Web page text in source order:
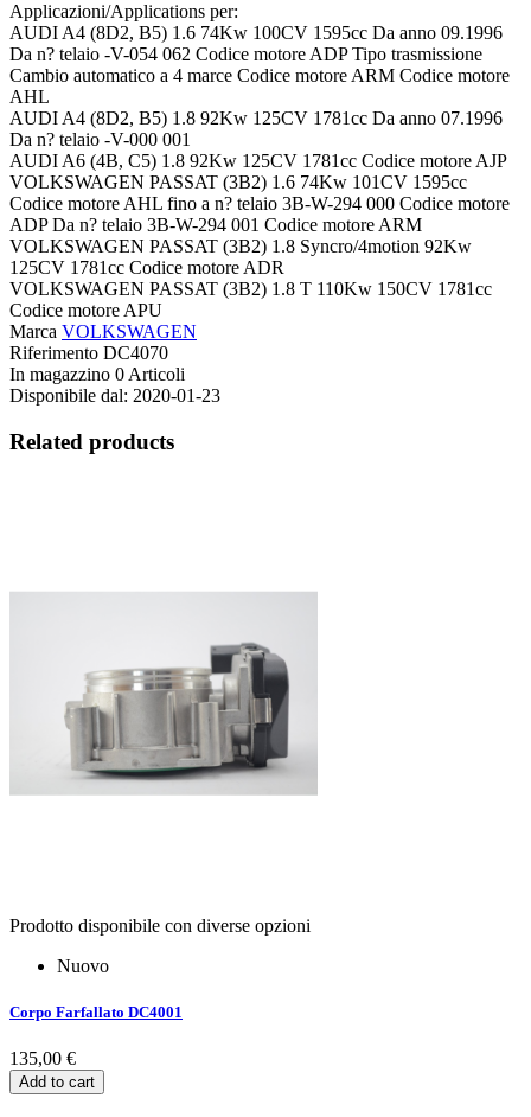
Applicazioni/Applications per:
AUDI A4 (8D2, B5) 1.6 74Kw 100CV 1595cc Da anno 09.1996
Da n? telaio -V-054 062 Codice motore ADP Tipo trasmissione
Cambio automatico a 4 marce Codice motore ARM Codice motore
AHL
AUDI A4 (8D2, B5) 1.8 92Kw 125CV 1781cc Da anno 07.1996
Da n? telaio -V-000 001
AUDI A6 (4B, C5) 1.8 92Kw 125CV 1781cc Codice motore AJP
VOLKSWAGEN PASSAT (3B2) 1.6 74Kw 101CV 1595cc
Codice motore AHL fino a n? telaio 3B-W-294 000 Codice motore
ADP Da n? telaio 3B-W-294 001 Codice motore ARM
VOLKSWAGEN PASSAT (3B2) 1.8 Syncro/4motion 92Kw
125CV 1781cc Codice motore ADR
VOLKSWAGEN PASSAT (3B2) 1.8 T 110Kw 150CV 1781cc
Codice motore APU
Marca VOLKSWAGEN
Riferimento DC4070
In magazzino 0 Articoli
Disponibile dal: 2020-01-23
Related products
Prodotto disponibile con diverse opzioni
Nuovo
Corpo Farfallato DC4001
135,00 €
Add to cart